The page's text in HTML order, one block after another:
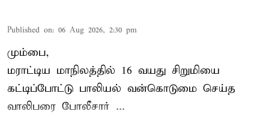
Published on: 06 Aug 2026, 2:30 pm
மும்பை,
மராட்டிய மாநிலத்தில் 16 வயது சிறுமியை
கட்டிப்போட்டு பாலியல் வன்கொடுமை செய்த
வாலிபரை போலீசார் ...